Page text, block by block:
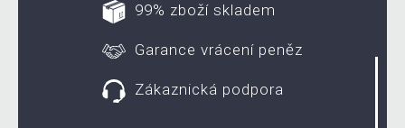
99% zboží skladem
Garance vrácení peněz
Zákaznická podpora